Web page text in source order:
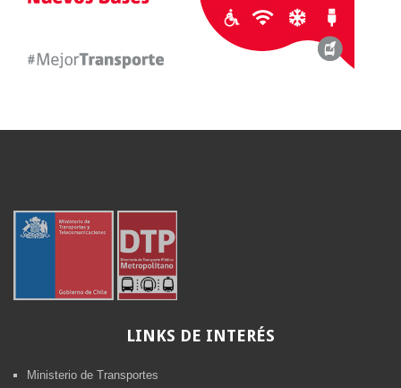
LINKS DE INTERÉS
Ministerio de Transportes